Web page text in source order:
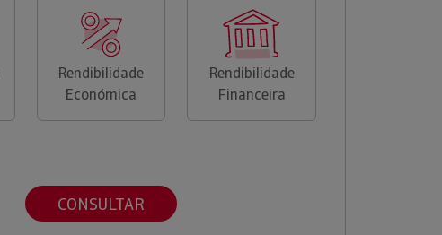
Rendibilidade
Económica
Rendibilidade
Financeira
CONSULTAR